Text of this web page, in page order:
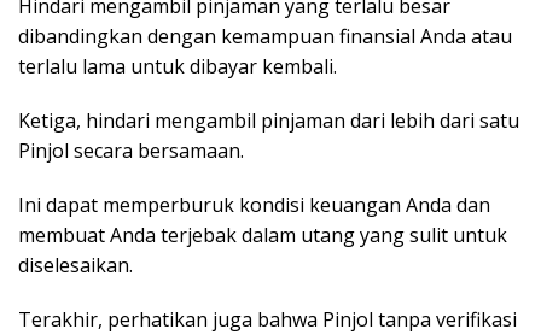
Hindari mengambil pinjaman yang terlalu besar
dibandingkan dengan kemampuan finansial Anda atau
terlalu lama untuk dibayar kembali.
Ketiga, hindari mengambil pinjaman dari lebih dari satu
Pinjol secara bersamaan.
Ini dapat memperburuk kondisi keuangan Anda dan
membuat Anda terjebak dalam utang yang sulit untuk
diselesaikan.
Terakhir, perhatikan juga bahwa Pinjol tanpa verifikasi